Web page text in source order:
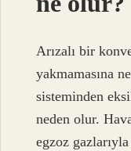
Arızalı bir
yakmamasına
sisteminden
neden olur.
egzoz gazlarıyla